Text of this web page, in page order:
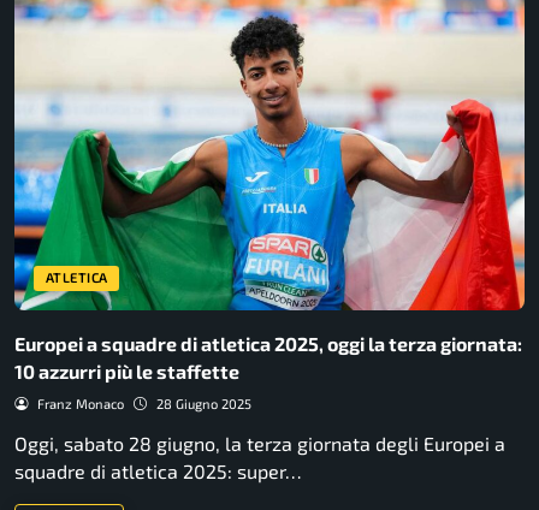
ATLETICA
Europei a squadre di atletica 2025, oggi la terza giornata:
10 azzurri più le staffette
Franz Monaco 28 Giugno 2025
Oggi, sabato 28 giugno, la terza giornata degli Europei a
squadre di atletica 2025: super…